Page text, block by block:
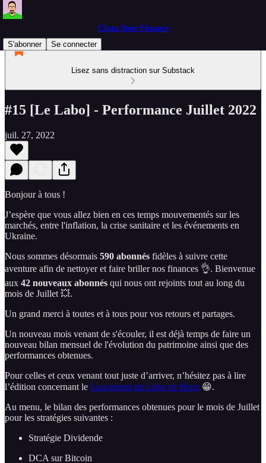
Clean Your Finance
S'abonner
Se connecter
Lisez sans distraction sur Substack
#15 [Le Labo] - Performance Juillet 2022
juil. 27, 2022
Bonjour à tous !
J’espère que vous allez bien en ces temps mouvementés sur les
marchés, entre l'inflation, la crise sanitaire et les événements en
Ukraine.
Nous sommes désormais 590 abonnés fidèles à suivre cette
aventure afin de nettoyer et faire briller nos finances 👌. Bienvenue
aux 42 nouveaux abonnés qui nous ont rejoints tout au long du
mois de Juillet 💥.
Un grand merci à toutes et à tous pour vos retours et partages.
Un nouveau mois venant de s'écouler, il est déjà temps de faire un
nouveau bilan mensuel de l'évolution du patrimoine ainsi que des
performances obtenues.
Pour celles et ceux venant tout juste d’arriver, n’hésitez pas à lire
l’édition concernant le Lancement du Labo de Brice 😁.
Au menu, le bilan des performances obtenues pour le mois de Juillet
pour les stratégies suivantes :
Stratégie Dividende
DCA sur Bitcoin